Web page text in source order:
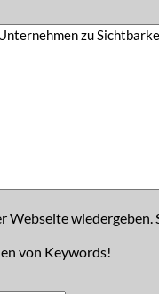
Webseite
von Keywords!